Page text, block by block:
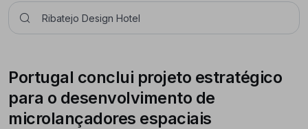
Portugal conclui projeto estratégico
para o desenvolvimento de
microlançadores espaciais